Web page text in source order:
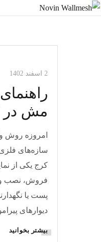
مقالات وال
2 اسفند 1402
مش در
امروزه روش
سازه‌های
کرج یکی از
فروش، نصب و
پست یا
دیوار‌های
بیشتر بخوانید